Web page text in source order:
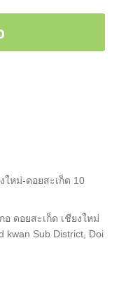
หม่-ดอยสะเก็ด 10
ดอยสะเก็ด เชียงใหม่
kwan Sub District, Doi